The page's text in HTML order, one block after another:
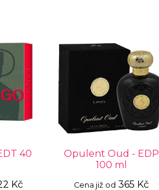
40
Kč
Opulent Oud - EDP
100 ml
Cena již od 365 Kč